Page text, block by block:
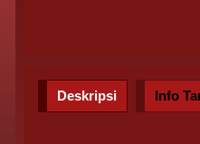
Deskripsi Info